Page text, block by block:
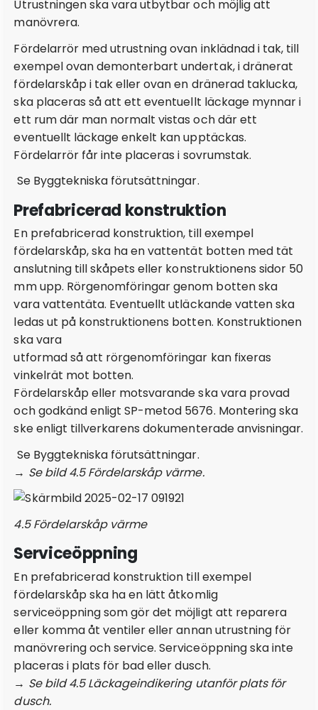
4.4.3 Rensanordningar på spillvattenledningar
4.4.4 Luftning av spillvatteninstallation
4.4.5 Golvbrunn
4.4.6 Utbyte av golvbrunn
4.4.7 Väggnära golvbrunn
4.4.8 Spillvattenanslutning från diskmaskin,
tvättmaskin eller annan apparat
4.5.1 Frysskadesäker förläggning av
värmeinstallationer
4.6 Rörgenomföringar i byggnadsdelar med tätskikt
4.6.1 Rörgenomföring i golv med tätskikt
4.6.2 Rörgenomföring i vägg med tätskikt
4.7 Infästning av produkter i bad- och duschrum
4.7.1 Skruvinfästningar i vägg
4.7.2 Skruvinfästning i golv
4.7.3 Tätning av skruvinfästningar
4.7.4 Infästning av produkter med lim
Utrustningen ska vara utbytbar och möjlig att
manövrera.
Fördelarrör med utrustning ovan inklädnad i tak, till
exempel ovan demonterbart undertak, i dränerat
fördelarskåp i tak eller ovan en dränerad taklucka,
ska placeras så att ett eventuellt läckage mynnar i
ett rum där man normalt vistas och där ett
eventuellt läckage enkelt kan upptäckas.
Fördelarrör får inte placeras i sovrumstak.
Se Byggtekniska förutsättningar.
Prefabricerad konstruktion
En prefabricerad konstruktion, till exempel
fördelarskåp, ska ha en vattentät botten med tät
anslutning till skåpets eller konstruktionens sidor 50
mm upp. Rörgenomföringar genom botten ska
vara vattentäta. Eventuellt utläckande vatten ska
ledas ut på konstruktionens botten. Konstruktionen
ska vara
utformad så att rörgenomföringar kan fixeras
vinkelrät mot botten.
Fördelarskåp eller motsvarande ska vara provad
och godkänd enligt SP-metod 5676. Montering ska
ske enligt tillverkarens dokumenterade anvisningar.
Se Byggtekniska förutsättningar.
→ Se bild 4.5 Fördelarskåp värme.
4.5 Fördelarskåp värme
Serviceöppning
En prefabricerad konstruktion till exempel
fördelarskåp ska ha en lätt åtkomlig
serviceöppning som gör det möjligt att reparera
eller komma åt ventiler eller annan utrustning för
manövrering och service. Serviceöppning ska inte
placeras i plats för bad eller dusch.
→ Se bild 4.5 Läckageindikering utanför plats för
dusch.